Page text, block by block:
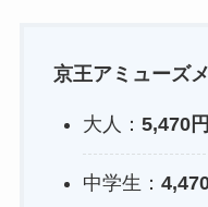
京王アミューズ
大人： 5,470円
中学生：